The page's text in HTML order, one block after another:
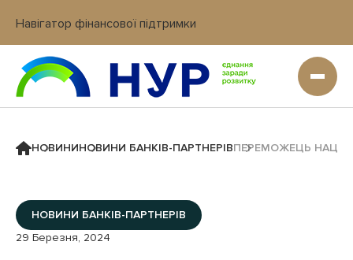
Навігатор фінансової підтримки
Вхід в кабінет IT платформи
НОВИНИНОВИНИ БАНКІВ-ПАРТНЕРІВПЕРЕМОЖЕЦЬ
НОВИНИ БАНКІВ-ПАРТНЕРІВ
29 Березня, 2024